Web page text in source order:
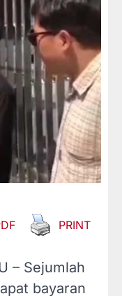
PRINT
– Sejumlah
bayaran